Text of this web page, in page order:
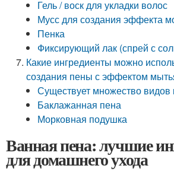
Гель / воск для укладки волос
Мусс для создания эффекта
Пенка
Фиксирующий лак (спрей с
Какие ингредиенты можно
создания пены с эффектом
Существует множество
Баклажанная пена
Морковная подушка
Ванная пена: лучшие
для домашнего ухода